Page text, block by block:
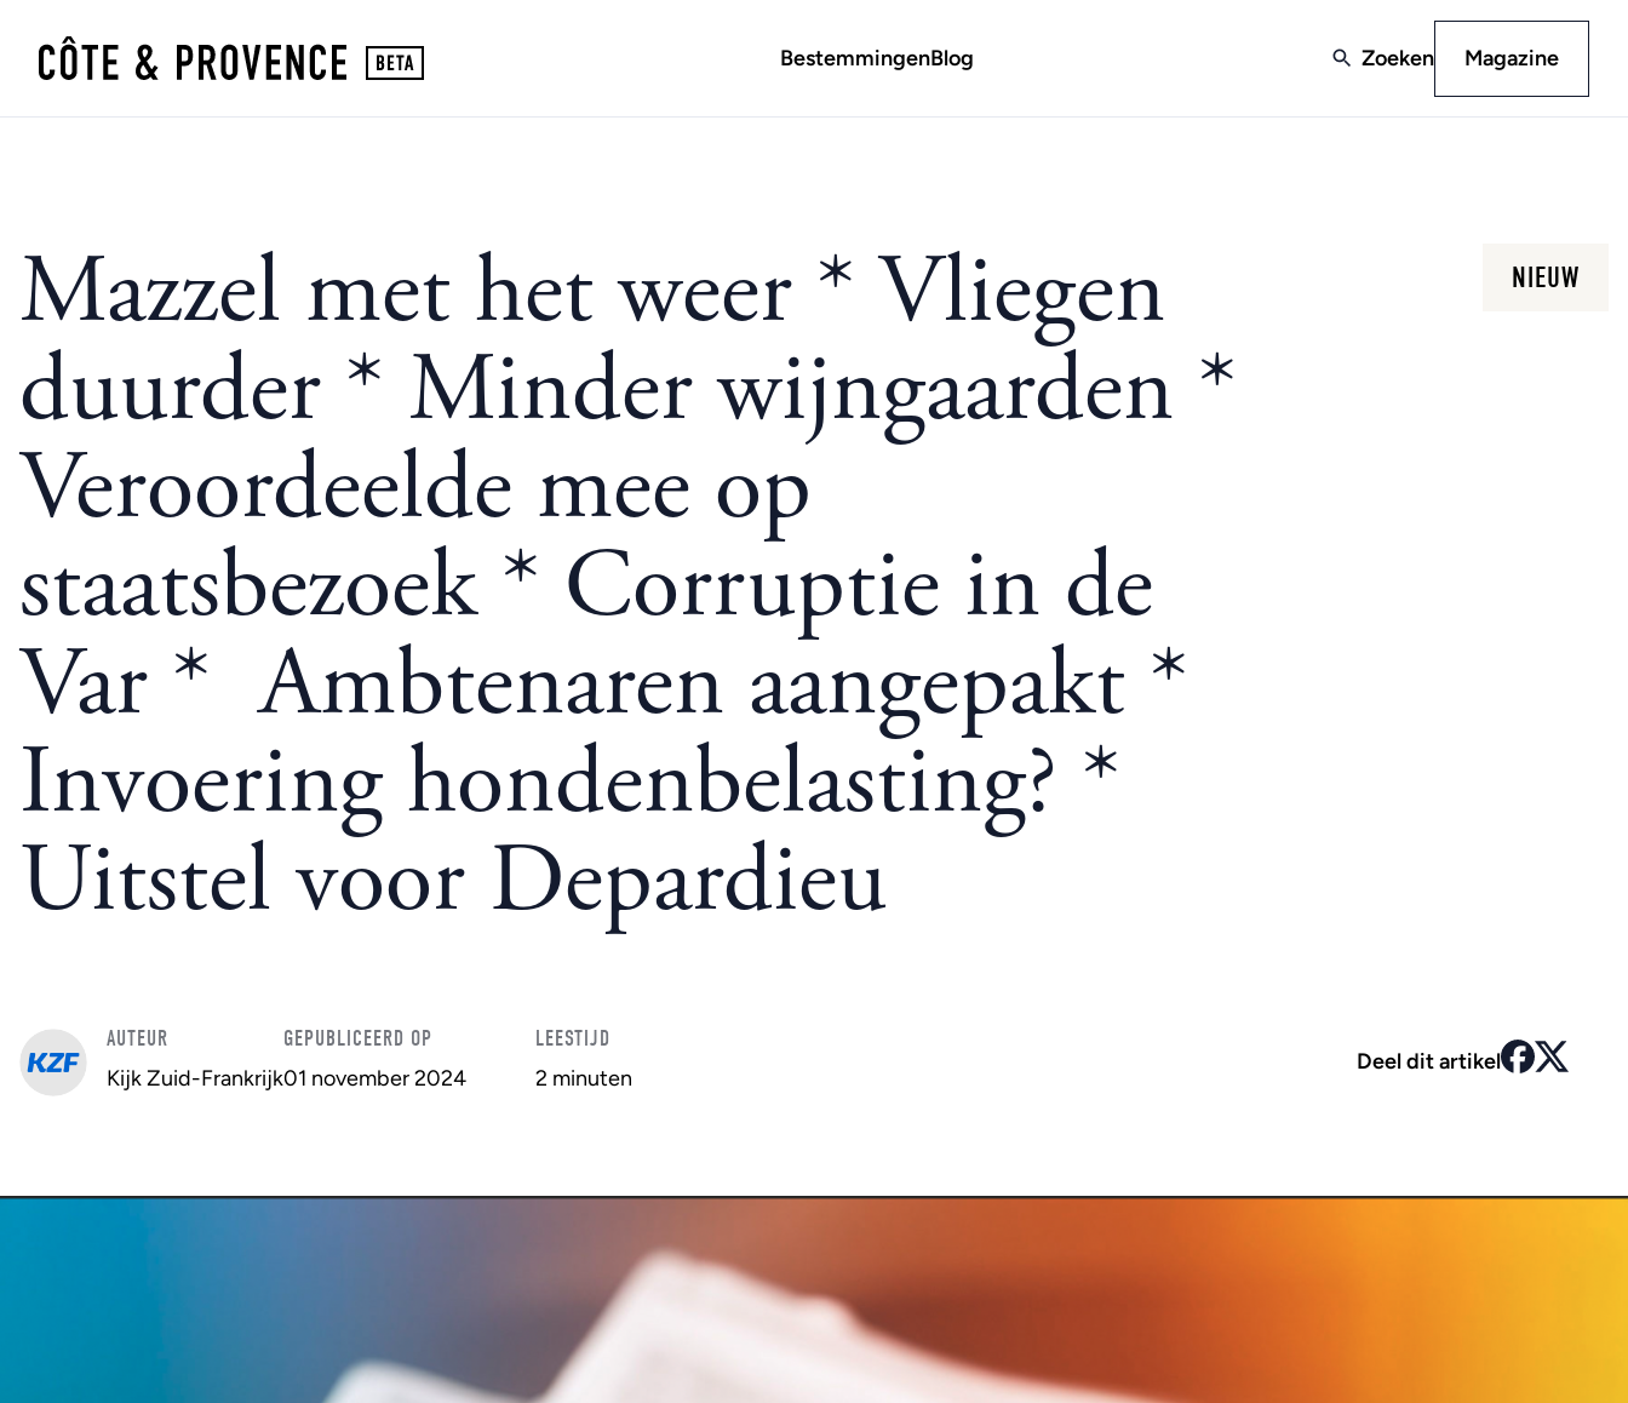
BestemmingenBlog Zoeken Magazine
Mazzel met het weer * Vliegen
duurder * Minder wijngaarden *
Veroordeelde mee op
staatsbezoek * Corruptie in de
Var * Ambtenaren aangepakt *
Invoering hondenbelasting? *
Uitstel voor Depardieu
NIEUW
AUTEUR
Kijk Zuid-Frankrijk
GEPUBLICEERD OP
01 november 2024
LEESTIJD
2 minuten
Deel dit artikel